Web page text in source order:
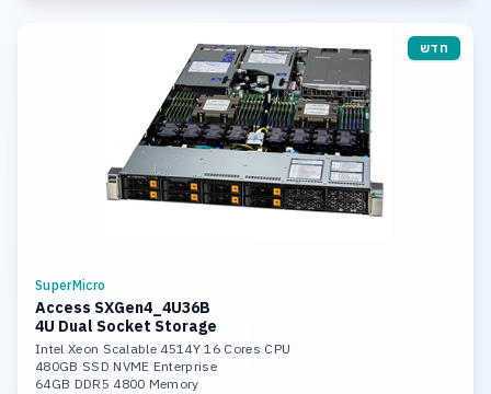
חדש
SuperMicro
Access SXGen4_4U36B
4U Dual Socket Storage
Intel Xeon Scalable 4514Y 16 Cores CPU
480GB SSD NVME Enterprise
64GB DDR5 4800 Memory